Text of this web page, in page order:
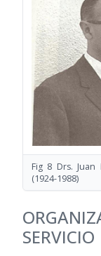
Fig 8 Drs. Juan
(1924-1988)
SERVICIO